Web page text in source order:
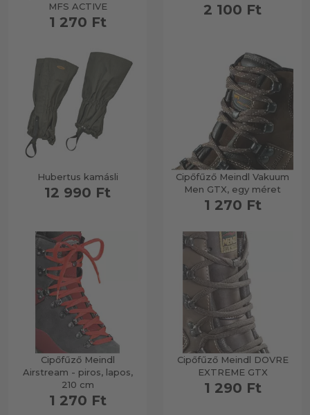
MFS ACTIVE
1 270 Ft
2 100 Ft
Hubertus kamásli
12 990 Ft
Cipőfűző Meindl Vakuum
Men GTX, egy méret
1 270 Ft
Cipőfűző Meindl
Airstream - piros, lapos,
210 cm
1 270 Ft
Cipőfűző Meindl DOVRE
EXTREME GTX
1 290 Ft